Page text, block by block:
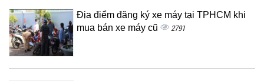
Địa điểm đăng ký xe máy tại TPHCM khi
mua bán xe máy cũ
2791